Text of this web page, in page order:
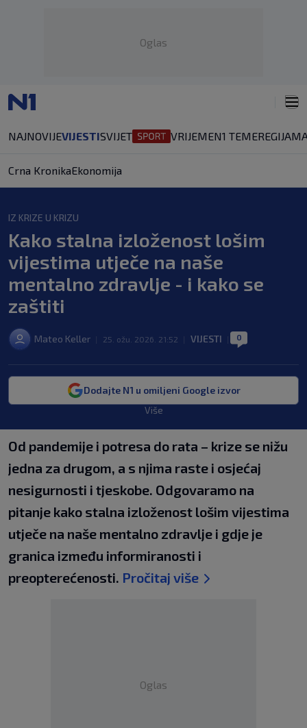
Oglas
NAJNOVIJEVIJESTISVIJET VRIJEMEN1 TEMEREGIJA
Crna KronikaEkonomija
IZ KRIZE U KRIZU
Kako stalna izloženost lošim
vijestima utječe na naše
mentalno zdravlje - i kako se
zaštiti
Mateo Keller 25. ožu. 2026. 21:52 VIJESTI 0
Dodajte N1 u omiljeni Google izvor
Više
Od pandemije i potresa do rata – krize se nižu
jedna za drugom, a s njima raste i osjećaj
nesigurnosti i tjeskobe. Odgovaramo na
pitanje kako stalna izloženost lošim vijestima
utječe na naše mentalno zdravlje i gdje je
granica između informiranosti i
preopterećenosti. Pročitaj više
Oglas